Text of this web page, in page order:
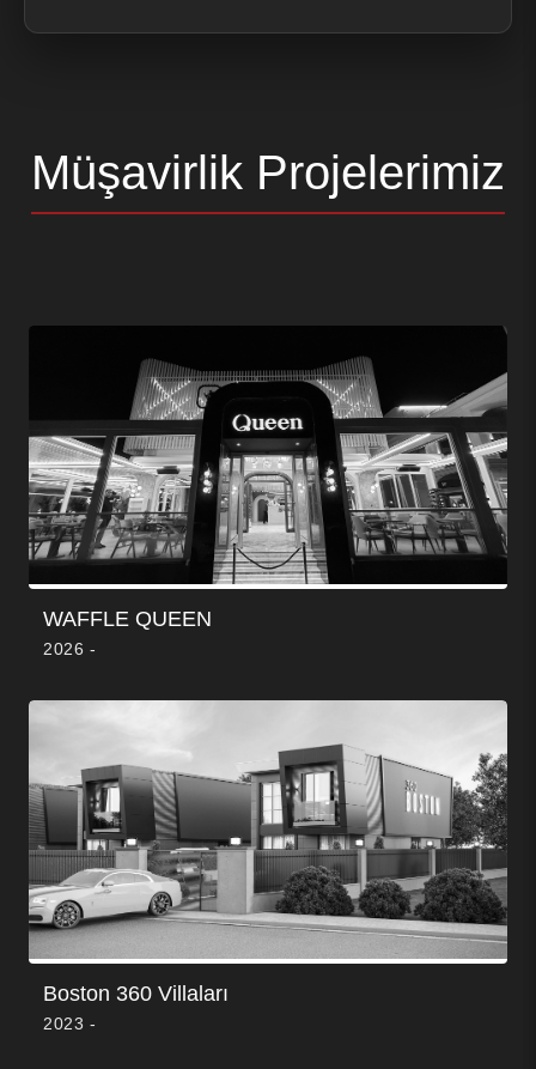
Müşavirlik Projelerimiz
WAFFLE QUEEN
2026 -
Boston 360 Villaları
2023 -